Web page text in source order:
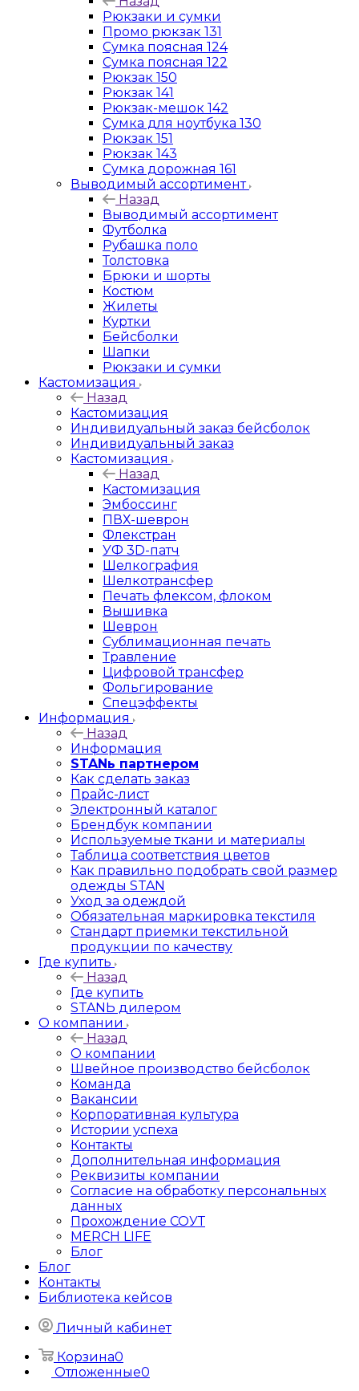
Рюкзаки и сумки
Промо рюкзак 131
Сумка поясная 124
Сумка поясная 122
Рюкзак 150
Рюкзак 141
Рюкзак-мешок 142
Сумка для ноутбука 130
Рюкзак 151
Рюкзак 143
Сумка дорожная 161
Выводимый ассортимент
Назад
Выводимый ассортимент
Футболка
Рубашка поло
Толстовка
Брюки и шорты
Костюм
Жилеты
Куртки
Бейсболки
Шапки
Рюкзаки и сумки
Кастомизация
Назад
Кастомизация
Индивидуальный заказ бейсболок
Индивидуальный заказ
Кастомизация
Назад
Кастомизация
Эмбоссинг
ПВХ-шеврон
Флекстран
УФ 3D-патч
Шелкография
Шелкотрансфер
Печать флексом, флоком
Вышивка
Шеврон
Сублимационная печать
Травление
Цифровой трансфер
Фольгирование
Спецэффекты
Информация
Назад
Информация
STANь партнером
Как сделать заказ
Прайс-лист
Электронный каталог
Брендбук компании
Используемые ткани и материалы
Таблица соответствия цветов
Как правильно подобрать свой размер
одежды STAN
Уход за одеждой
Обязательная маркировка текстиля
Стандарт приемки текстильной
продукции по качеству
Где купить
Назад
Где купить
STANЬ дилером
О компании
Назад
О компании
Швейное производство бейсболок
Команда
Вакансии
Корпоративная культура
Истории успеха
Контакты
Дополнительная информация
Реквизиты компании
Согласие на обработку персональных
данных
Прохождение СОУТ
MERCH LIFE
Блог
Блог
Контакты
Библиотека кейсов
Личный кабинет
Корзина0
Отложенные0